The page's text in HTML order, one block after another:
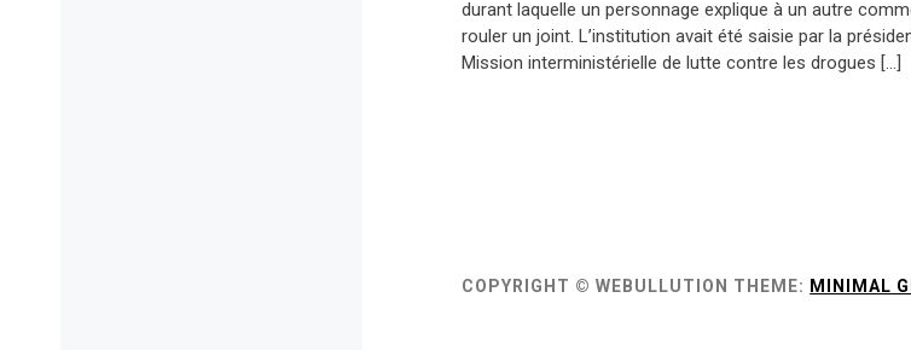
durant laquelle un personnage explique à un autre
rouler un joint. L’institution avait été saisie par la
Mission interministérielle de lutte contre les drogues […]
COPYRIGHT © WEBULLUTION THEME: MINIMAL